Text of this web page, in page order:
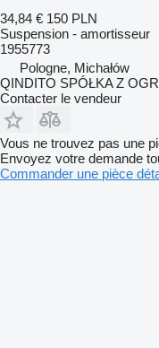
34,84 € 150 PLN
Suspension - amortisseur
1955773
Pologne, Michałów
QINDITO SPÓŁKA Z
Contacter le vendeur
Vous ne trouvez pas une
Envoyez votre demande
Commander une pièce